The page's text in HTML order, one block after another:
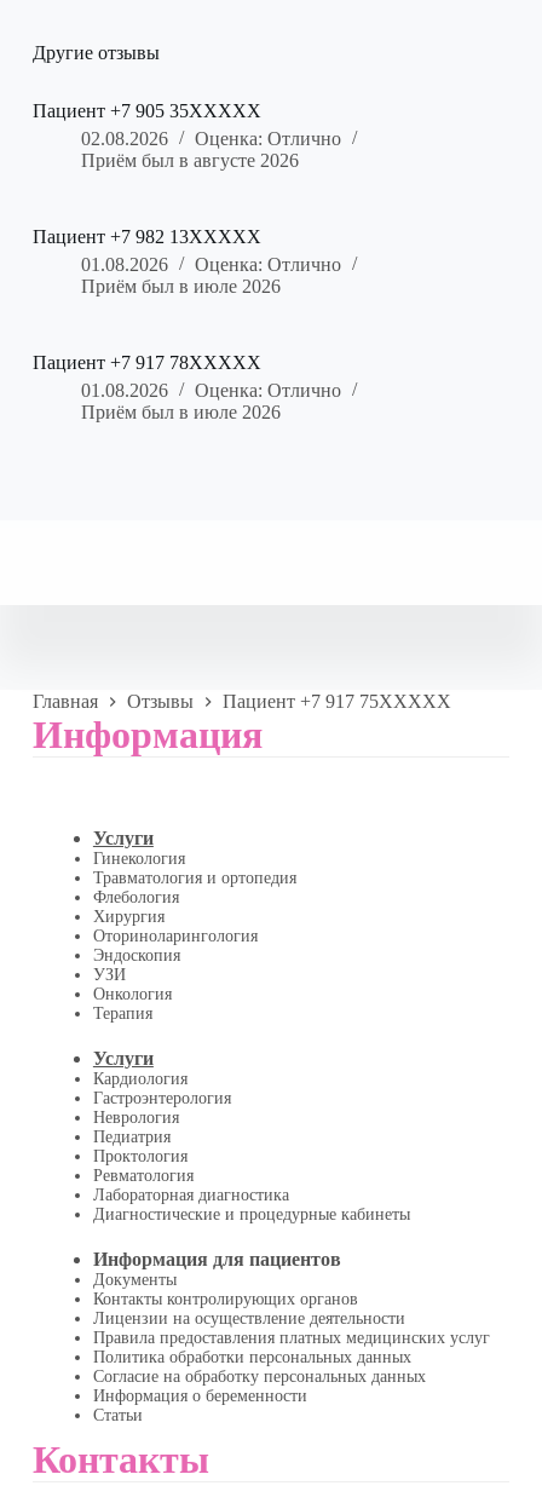
Другие отзывы
Пациент +7 905 35XXXXX
02.08.2026
Оценка: Отлично
Приём был в августе 2026
Пациент +7 982 13XXXXX
01.08.2026
Оценка: Отлично
Приём был в июле 2026
Пациент +7 917 78XXXXX
01.08.2026
Оценка: Отлично
Приём был в июле 2026
Главная Отзывы Пациент +7 917 75XXXXX
Информация
Услуги
Гинекология
Травматология и ортопедия
Флебология
Хирургия
Оториноларингология
Эндоскопия
УЗИ
Онкология
Терапия
Услуги
Кардиология
Гастроэнтерология
Неврология
Педиатрия
Проктология
Ревматология
Лабораторная диагностика
Диагностические и процедурные кабинеты
Информация для пациентов
Документы
Контакты контролирующих органов
Лицензии на осуществление деятельности
Правила предоставления платных медицинских услуг
Политика обработки персональных данных
Согласие на обработку персональных данных
Информация о беременности
Статьи
Контакты